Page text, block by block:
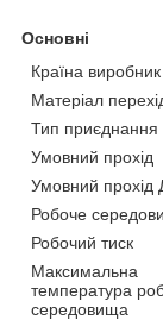
Основні
Країна виробник
Матеріал
Тип приєднання
Умовний прохід
Умовний прохід
Робоче
Робочий тиск
Максимальна
температура
середовища